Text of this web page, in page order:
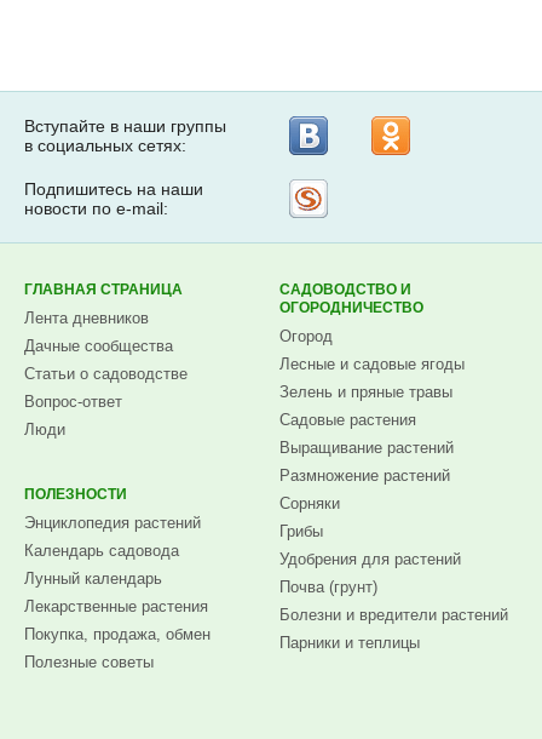
Вступайте в наши группы
в социальных сетях:
Подпишитесь на наши
новости по e-mail:
ГЛАВНАЯ СТРАНИЦА
Лента дневников
Дачные сообщества
Статьи о садоводстве
Вопрос-ответ
Люди
ПОЛЕЗНОСТИ
Энциклопедия растений
Календарь садовода
Лунный календарь
Лекарственные растения
Покупка, продажа, обмен
Полезные советы
САДОВОДСТВО И
ОГОРОДНИЧЕСТВО
Огород
Лесные и садовые ягоды
Зелень и пряные травы
Садовые растения
Выращивание растений
Размножение растений
Сорняки
Грибы
Удобрения для растений
Почва (грунт)
Болезни и вредители растений
Парники и теплицы